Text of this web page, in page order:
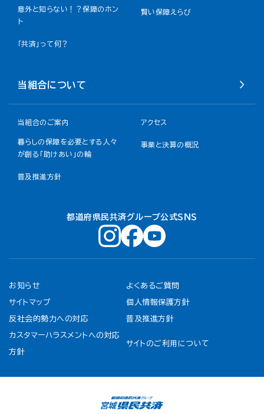
意外と知らない！？保障のホン
ト
賢い保障えらび
「共済」って何？
当組合について
当組合のご案内 アクセス
暮らしの保障を必要とする人々
が創る「助けあい」の輪
事業と決算の概況
普及推進方針
都道府県民共済グループ公式ＳＮＳ
お知らせ よくあるご質問
サイトマップ 個人情報保護方針
反社会的勢力への対応 普及推進方針
カスタマーハラスメントへの対応
方針
サイトのご利用について